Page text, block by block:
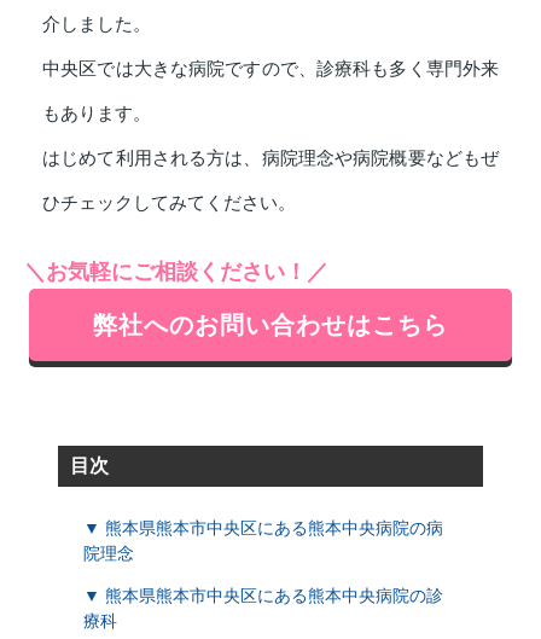
介しました。
中央区では大きな病院ですので、診療科も多く専門外来
もあります。
はじめて利用される方は、病院理念や病院概要などもぜ
ひチェックしてみてください。
＼お気軽にご相談ください！／
弊社へのお問い合わせはこちら
目次
▼ 熊本県熊本市中央区にある熊本中央病院の病
院理念
▼ 熊本県熊本市中央区にある熊本中央病院の診
療科